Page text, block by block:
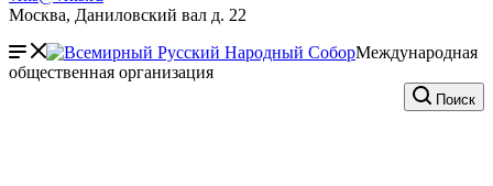
Москва, Даниловский вал д. 22
Международная
общественная организация
Поиск